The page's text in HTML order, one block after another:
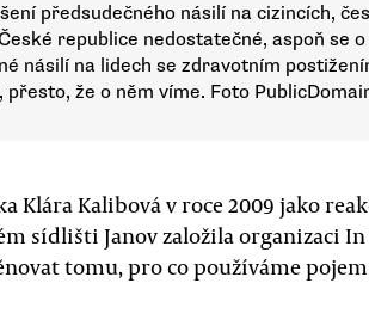
předsudečného násilí na cizincích,
republice nedostatečné, aspoň se
násilí na lidech se zdravotním
přesto, že o něm víme. Foto
Klára Kalibová v roce 2009 jako
sídlišti Janov založila organizaci In
tomu, pro co používáme